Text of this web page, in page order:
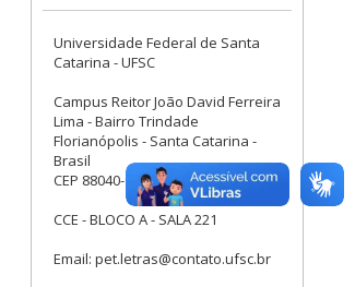
Universidade Federal de Santa
Catarina - UFSC
Campus Reitor João David Ferreira
Lima - Bairro Trindade
Florianópolis - Santa Catarina -
Brasil
CEP 88040-900
CCE - BLOCO A - SALA 221
Email: pet.letras@contato.ufsc.br